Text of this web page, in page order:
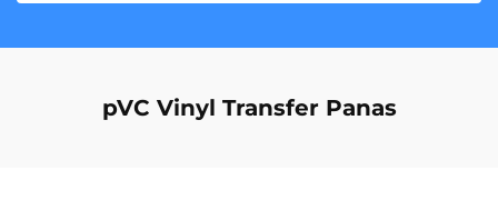
pVC Vinyl Transfer Panas